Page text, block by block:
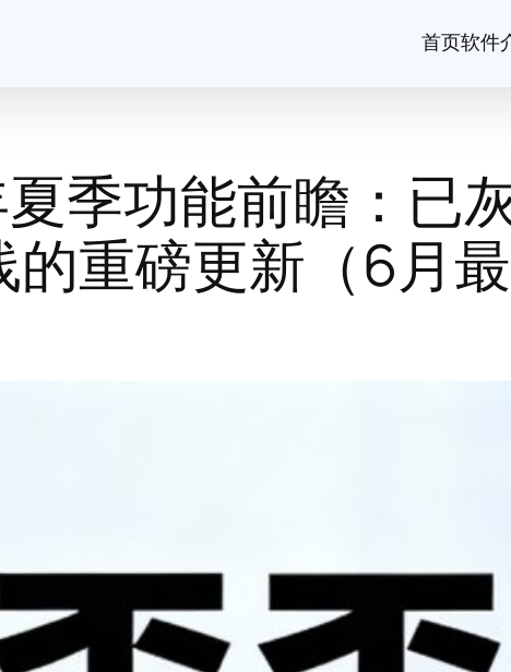
首页软件
季功能前瞻：已
的重磅更新（6月